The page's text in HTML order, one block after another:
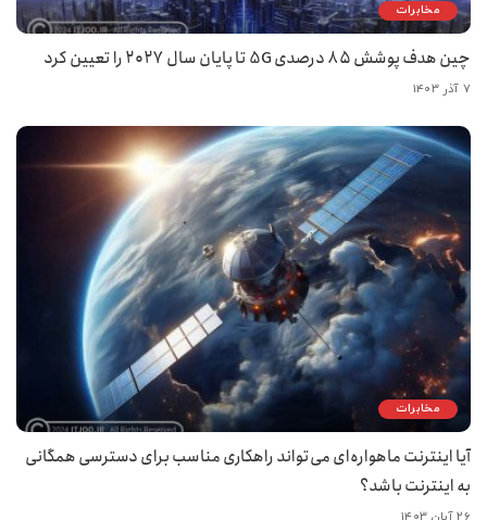
مخابرات
چین هدف پوشش ۸۵ درصدی 5G تا پایان سال ۲۰۲۷ را تعیین کرد
۷ آذر ۱۴۰۳
مخابرات
آیا اینترنت ماهواره‌ای می‌تواند راهکاری مناسب برای دسترسی همگانی
به اینترنت باشد؟